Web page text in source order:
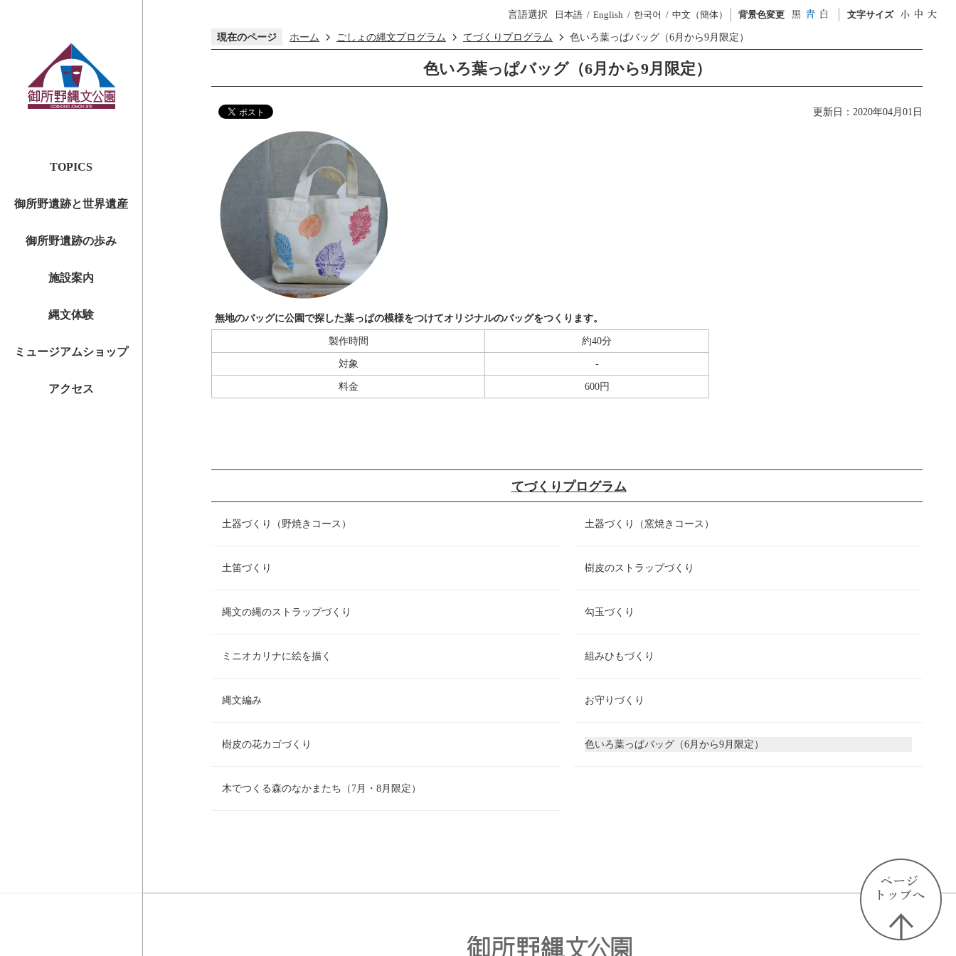
言語選択 日本語 English 한국어 中文（簡体） 背景色変更 文字サイズ
TOPICS
御所野遺跡と世界遺産
御所野遺跡の歩み
施設案内
縄文体験
ミュージアムショップ
アクセス
現在のページ ホーム ごしょの縄文プログラム てづくりプログラム 色いろ葉っぱバッグ（6月から9月限定）
色いろ葉っぱバッグ（6月から9月限定）
更新日：2020年04月01日
無地のバッグに公園で探した葉っぱの模様をつけてオリジナルのバッグをつくります。
製作時間
約40分
対象
-
料金
600円
てづくりプログラム
土器づくり（野焼きコース） 土器づくり（窯焼きコース）
土笛づくり 樹皮のストラップづくり
縄文の縄のストラップづくり 勾玉づくり
ミニオカリナに絵を描く 組みひもづくり
縄文編み お守りづくり
樹皮の花カゴづくり 色いろ葉っぱバッグ（6月から9月限定）
木でつくる森のなかまたち（7月・8月限定）